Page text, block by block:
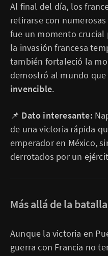
Al final del día, los
retirarse con
fue un momento crucial
la invasión francesa
también fortaleció la
demostró al mundo que
invencible.
📌 Dato interesante:
de una victoria rápida
emperador en México,
derrotados por un
Más allá de la batalla
Aunque la victoria en
guerra con Francia no